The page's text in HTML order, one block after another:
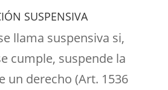
SUSPENSIVA
llama suspensiva si,
cumple, suspende la
un derecho (Art. 1536